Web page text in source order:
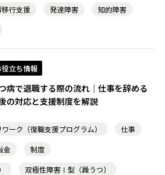
移行支援 発達障害
知的障害
役立ち情報
病で退職する際の流れ｜仕事を辞める
の対応と支援制度を解説
ワーク（復職支援プログラム）
仕事
金
制度
双極性障害Ⅰ型（躁うつ）